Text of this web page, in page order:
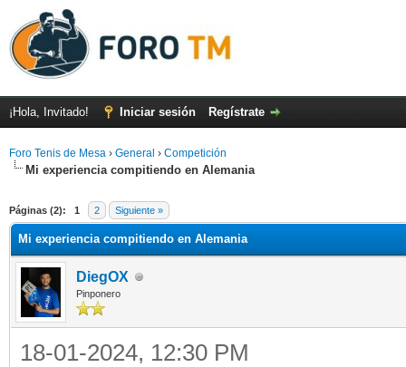
¡Hola, Invitado! Iniciar sesión Regístrate
Foro Tenis de Mesa › General › Competición
Mi experiencia compitiendo en Alemania
Páginas (2): 1 2 Siguiente »
Mi experiencia compitiendo en Alemania
DiegOX
Pinponero
18-01-2024, 12:30 PM